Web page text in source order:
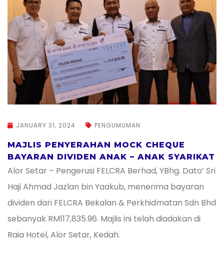
JANUARY 31, 2024 PENGUMUMAN
MAJLIS PENYERAHAN MOCK CHEQUE
BAYARAN DIVIDEN ANAK – ANAK SYARIKAT
Alor Setar – Pengerusi FELCRA Berhad, YBhg. Dato’ Sri
Haji Ahmad Jazlan bin Yaakub, menerima bayaran
dividen dari FELCRA Bekalan & Perkhidmatan Sdn Bhd
sebanyak RM117,835.96. Majlis ini telah diadakan di
Raia Hotel, Alor Setar, Kedah.